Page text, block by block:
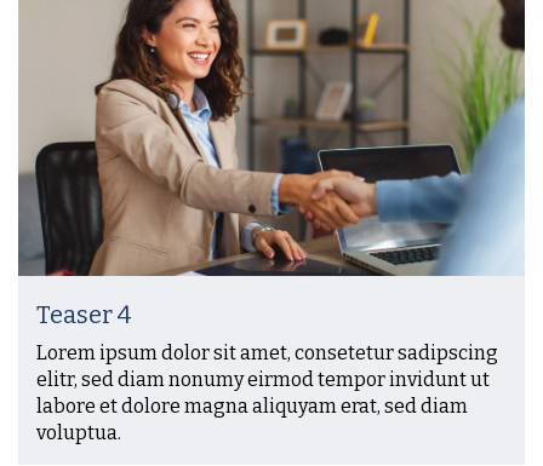
Teaser 4
Lorem ipsum dolor sit amet, consetetur sadipscing
elitr, sed diam nonumy eirmod tempor invidunt ut
labore et dolore magna aliquyam erat, sed diam
voluptua.